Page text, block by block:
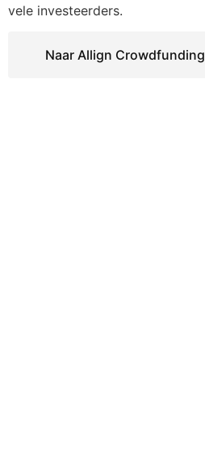
vele investeerders.
Naar Allign Crowdfunding